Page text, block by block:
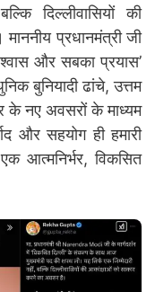
दिल्लीवासियों की
प्रधानमंत्री जी
और सबका प्रयास’
बुनियादी ढांचे, उत्तम
के नए अवसरों के माध्यम
और सहयोग ही हमारी
आत्मनिर्भर, विकसित